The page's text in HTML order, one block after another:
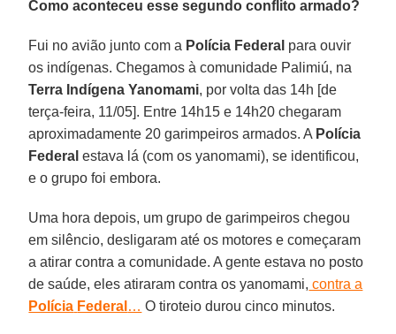
Como aconteceu esse segundo conflito armado?
Fui no avião junto com a Polícia Federal para ouvir
os indígenas. Chegamos à comunidade Palimiú, na
Terra Indígena Yanomami, por volta das 14h [de
terça-feira, 11/05]. Entre 14h15 e 14h20 chegaram
aproximadamente 20 garimpeiros armados. A Polícia
Federal estava lá (com os yanomami), se identificou,
e o grupo foi embora.
Uma hora depois, um grupo de garimpeiros chegou
em silêncio, desligaram até os motores e começaram
a atirar contra a comunidade. A gente estava no posto
de saúde, eles atiraram contra os yanomami, contra a
Polícia Federal … O tiroteio durou cinco minutos.